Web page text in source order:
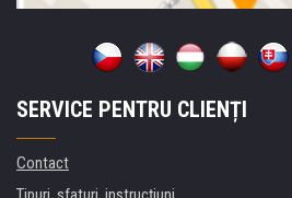
SERVICE PENTRU CLIENȚI
Contact